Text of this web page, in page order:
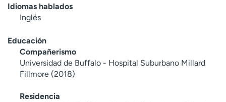
Idiomas hablados
Inglés
Educación
Compañerismo
Universidad de Buffalo - Hospital Suburbano Millard
Fillmore (2018)
Residencia